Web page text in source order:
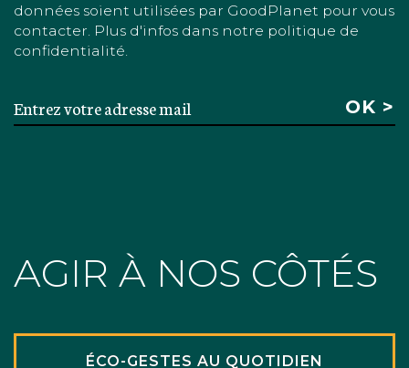
données soient utilisées par GoodPlanet pour vous
contacter. Plus d'infos dans notre politique de
confidentialité.
AGIR À NOS CÔTÉS
ÉCO-GESTES AU QUOTIDIEN